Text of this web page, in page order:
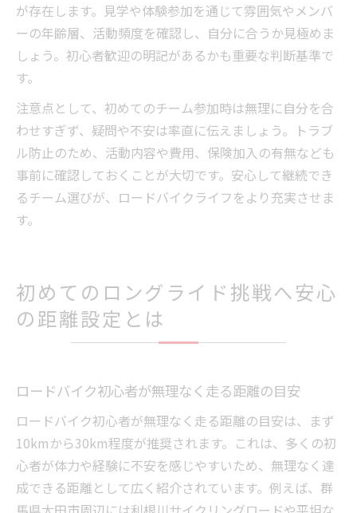
が存在します。見学や体験参加を通じて雰囲気やメンバ
ーの年齢層、活動頻度を確認し、自分に合うか見極めま
しょう。初心者歓迎の明記があるかも重要な判断基準で
す。
注意点として、初めてのチーム参加時は無理に自分を合
わせすぎず、疑問や不安は率直に伝えましょう。トラブ
ル防止のため、活動内容や費用、保険加入の有無なども
事前に確認しておくことが大切です。安心して継続でき
るチーム選びが、ロードバイクライフをより充実させま
す。
初めてのロングライド挑戦へ安心
の距離設定とは
ロードバイク初心者が無理なく走る距離の目安
ロードバイク初心者が無理なく走る距離の目安は、まず
10kmから30km程度が推奨されます。これは、多くの初
心者が体力や経験に不安を感じやすいため、無理なく達
成できる距離として広く紹介されています。例えば、群